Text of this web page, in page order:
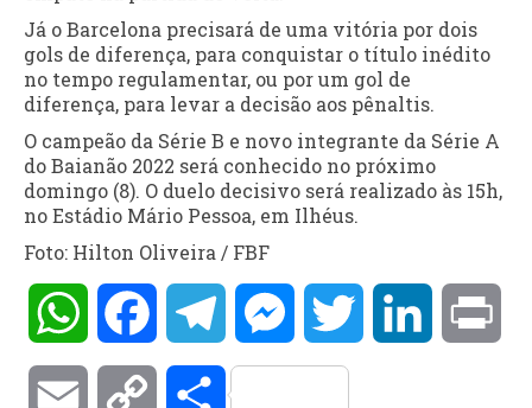
Já o Barcelona precisará de uma vitória por dois
gols de diferença, para conquistar o título inédito
no tempo regulamentar, ou por um gol de
diferença, para levar a decisão aos pênaltis.
O campeão da Série B e novo integrante da Série A
do Baianão 2022 será conhecido no próximo
domingo (8). O duelo decisivo será realizado às 15h,
no Estádio Mário Pessoa, em Ilhéus.
Foto: Hilton Oliveira / FBF
WhatsAppFacebookTelegramMessengerTwitter LinkedIn
Email Copy Compartilhar